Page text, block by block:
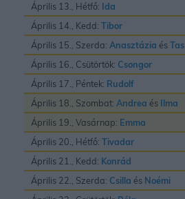
Április 13., Hétfő: Ida
Április 14., Kedd: Tibor
Április 15., Szerda: Anasztázia ésTas
Április 16., Csütörtök: Csongor
Április 17., Péntek: Rudolf
Április 18., Szombat: Andrea és Ilma
Április 19., Vasárnap: Emma
Április 20., Hétfő: Tivadar
Április 21., Kedd: Konrád
Április 22., Szerda: Csilla és Noémi